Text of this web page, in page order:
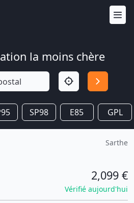
la moins chère
SP98 E85 GPL
Sarthe
2,099 €
Vérifié aujourd'hui